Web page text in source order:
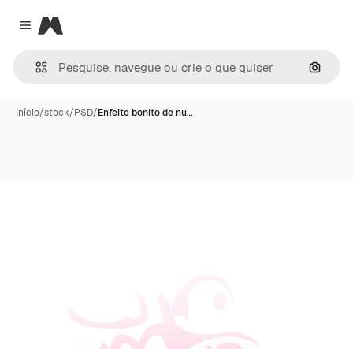
Close menu
Magnific
Início/stock/PSD/Enfeite bonito de nu…